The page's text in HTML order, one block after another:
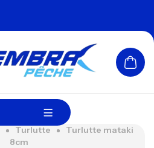
Turlutte
Turlutte mataki
8cm